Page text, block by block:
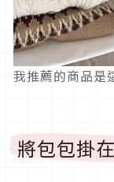
我推薦的商品是
將包包掛